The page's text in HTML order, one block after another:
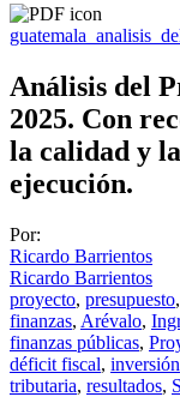
Análisis del
2025. Con
la calidad y
ejecución.
Por:
Ricardo Barrientos
Ricardo Barrientos
proyecto, presupuesto,
finanzas, Arévalo,
finanzas públicas,
déficit fiscal, inversión
tributaria, resultados,